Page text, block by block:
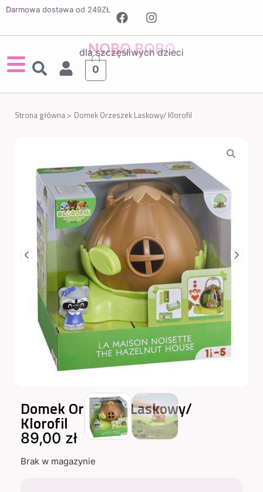
Darmowa dostawa od 249ZŁ
NOBO BOBO
dla szczęśliwych dzieci
0
Strona główna > Domek Orzeszek Laskowy/ Klorofil
Domek Orzeszek Laskowy/
Klorofil
89,00 zł
Brak w magazynie